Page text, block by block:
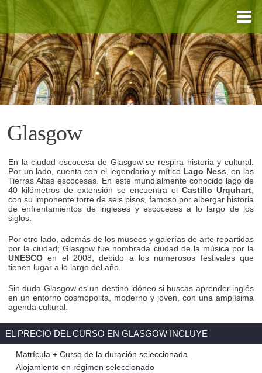
Glasgow
En la ciudad escocesa de Glasgow se respira historia y cultural.
Por un lado, cuenta con el legendario y mítico Lago Ness , en las
Tierras Altas escocesas. En este mundialmente conocido lago de
40 kilómetros de extensión se encuentra el Castillo Urquhart
con su imponente torre de seis pisos, famoso por albergar historia
de enfrentamientos de ingleses y escoceses a lo largo de los
siglos.
Por otro lado, además de los museos y galerías de arte repartidas
por la ciudad; Glasgow fue nombrada ciudad de la música por la
UNESCO en el 2008, debido a los numerosos festivales que
tienen lugar a lo largo del año.
Sin duda Glasgow es un destino idóneo si buscas aprender inglés
en un entorno cosmopolita, moderno y joven, con una amplísima
agenda cultural.
EL PRECIO DEL CURSO EN GLASGOW INCLUYE
Matrícula + Curso de la duración seleccionada
Alojamiento en régimen seleccionado